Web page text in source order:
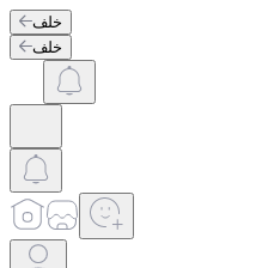
خلف
خلف